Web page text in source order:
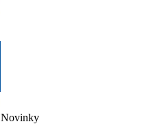
Novinky